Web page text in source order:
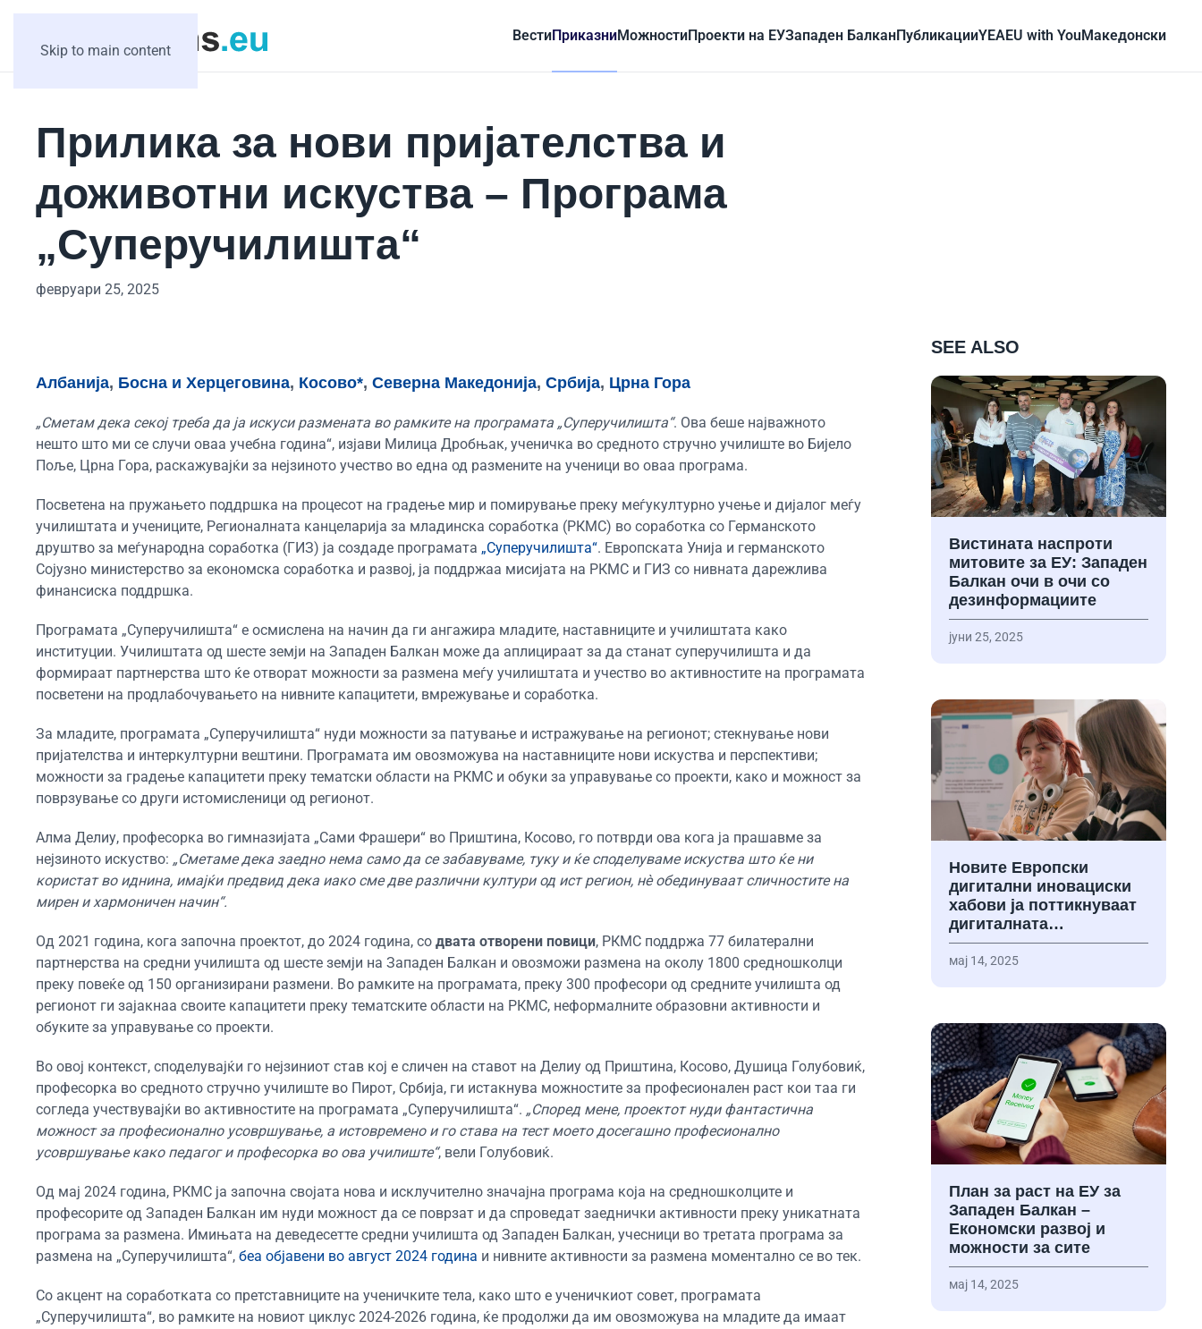
Skip to main content
ВестиПриказниМожностиПроекти на ЕУЗападен БалканПубликацииYEAEU with YouMакедонски
Прилика за нови пријателства и
доживотни искуства – Програма
„Суперучилишта“
февруари 25, 2025
Албанија, Босна и Херцеговина, Косово*, Северна Македонија, Србија, Црна Гора
„Сметам дека секој треба да ја искуси размената во рамките на програмата „Суперучилишта“. Ова беше најважното
нешто што ми се случи оваа учебна година“, изјави Милица Дробњак, ученичка во средното стручно училиште во Бијело
Поље, Црна Гора, раскажувајќи за нејзиното учество во една од размените на ученици во оваа програма.
Посветена на пружањето поддршка на процесот на градење мир и помирување преку меѓукултурно учење и дијалог меѓу
училиштата и учениците, Регионалната канцеларија за младинска соработка (РКМС) во соработка со Германското
друштво за меѓународна соработка (ГИЗ) ја создаде програмата „Суперучилишта“. Европската Унија и германското
Сојузно министерство за економска соработка и развој, ја поддржаа мисијата на РКМС и ГИЗ со нивната дарежлива
финансиска поддршка.
Програмата „Суперучилишта“ е осмислена на начин да ги ангажира младите, наставниците и училиштата како
институции. Училиштата од шесте земји на Западен Балкан може да аплицираат за да станат суперучилишта и да
формираат партнерства што ќе отворат можности за размена меѓу училиштата и учество во активностите на програмата
посветени на продлабочувањето на нивните капацитети, вмрежување и соработка.
За младите, програмата „Суперучилишта“ нуди можности за патување и истражување на регионот; стекнување нови
пријателства и интеркултурни вештини. Програмата им овозможува на наставниците нови искуства и перспективи;
можности за градење капацитети преку тематски области на РКМС и обуки за управување со проекти, како и можност за
поврзување со други истомисленици од регионот.
Алма Делиу, професорка во гимназијата „Сами Фрашери“ во Приштина, Косово, го потврди ова кога ја прашавме за
нејзиното искуство: „Сметаме дека заедно нема само да се забавуваме, туку и ќе споделуваме искуства што ќе ни
користат во иднина, имајќи предвид дека иако сме две различни култури од ист регион, нè обединуваат сличностите на
мирен и хармоничен начин“.
Од 2021 година, кога започна проектот, до 2024 година, со двата отворени повици, РКМС поддржа 77 билатерални
партнерства на средни училишта од шесте земји на Западен Балкан и овозможи размена на околу 1800 средношколци
преку повеќе од 150 организирани размени. Во рамките на програмата, преку 300 професори од средните училишта од
регионот ги зајакнаа своите капацитети преку тематските области на РКМС, неформалните образовни активности и
обуките за управување со проекти.
Во овој контекст, споделувајќи го нејзиниот став кој е сличен на ставот на Делиу од Приштина, Косово, Душица Голубовиќ,
професорка во средното стручно училиште во Пирот, Србија, ги истакнува можностите за професионален раст кои таа ги
согледа учествувајќи во активностите на програмата „Суперучилишта“. „Според мене, проектот нуди фантастична
можност за професионално усовршување, а истовремено и го става на тест моето досегашно професионално
усовршување како педагог и професорка во ова училиште“, вели Голубовиќ.
Од мај 2024 година, РКМС ја започна својата нова и исклучително значајна програма која на средношколците и
професорите од Западен Балкан им нуди можност да се поврзат и да спроведат заеднички активности преку уникатната
програма за размена. Имињата на деведесетте средни училишта од Западен Балкан, учесници во третата програма за
размена на „Суперучилишта“, беа објавени во август 2024 година и нивните активности за размена моментално се во тек.
Со акцент на соработката со претставниците на ученичките тела, како што е ученичкиот совет, програмата
„Суперучилишта“, во рамките на новиот циклус 2024-2026 година, ќе продолжи да им овозможува на младите да имаат
SEE ALSO
Вистината наспроти
митовите за ЕУ: Западен
Балкан очи в очи со
дезинформациите
јуни 25, 2025
Новите Европски
дигитални иновациски
хабови ја поттикнуваат
дигиталната…
мај 14, 2025
План за раст на ЕУ за
Западен Балкан –
Економски развој и
можности за сите
мај 14, 2025